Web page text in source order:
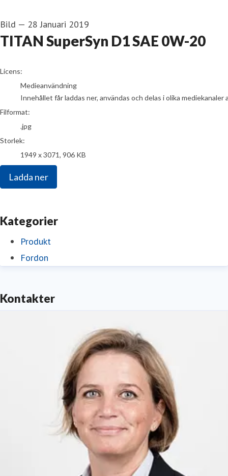
Bild — 28 Januari 2019
TITAN SuperSyn D1 SAE 0W-20
go to media item
Licens:
Medieanvändning
Innehållet får laddas ner, användas och delas i olika
Filformat:
.jpg
Storlek:
1949 x 3071, 906 KB
Ladda ner
Kategorier
Produkt
Fordon
Kontakter